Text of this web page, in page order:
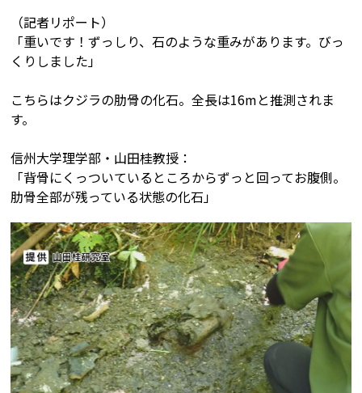
（記者リポート）
「重いです！ずっしり、石のような重みがあります。びっ
くりしました」
こちらはクジラの肋骨の化石。全長は16mと推測されま
す。
信州大学理学部・山田桂教授：
「背骨にくっついているところからずっと回ってお腹側。
肋骨全部が残っている状態の化石」